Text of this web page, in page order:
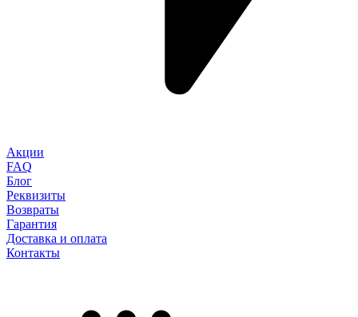
Акции
FAQ
Блог
Реквизиты
Возвраты
Гарантия
Доставка и оплата
Контакты